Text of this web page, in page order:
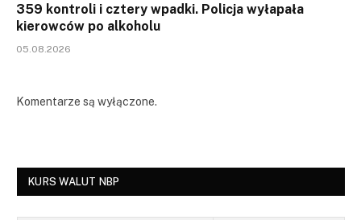
359 kontroli i cztery wpadki. Policja wyłapała
kierowców po alkoholu
05.08.2026
Komentarze są wyłączone.
KURS WALUT NBP